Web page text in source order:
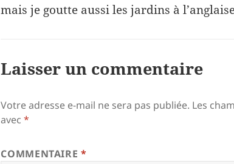
mais je goutte aussi les jardins à
Laisser un commentaire
Votre adresse e-mail ne sera pas publiée. Les
avec*
COMMENTAIRE*